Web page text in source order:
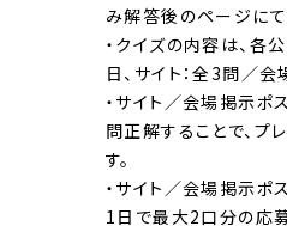
み解答後のページにて
・クイズの内容は、各
日、サイト：全3問／会
・サイト／会場掲示ポ
問正解することで、プ
す。
・サイト／会場掲示ポ
1日で最大2口分の応